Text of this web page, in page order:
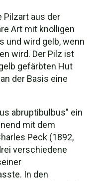
Pilzart aus der
Art mit knolligen
und wird gelb, wenn
wird. Der Pilz ist
gefärbten Hut
der Basis eine
abruptibulbus" ein
mit dem
Peck (1892,
verschiedene
In den